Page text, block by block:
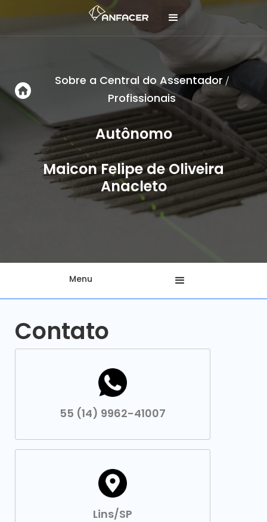
Sobre a Central do Assentador /
Profissionais
Autônomo
Maicon Felipe de Oliveira
Anacleto
Menu
Contato
55 (14) 9962-41007
Lins/SP